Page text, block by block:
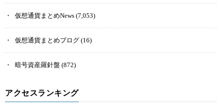
仮想通貨まとめNews (7,053)
仮想通貨まとめブログ (16)
暗号資産羅針盤 (872)
アクセスランキング